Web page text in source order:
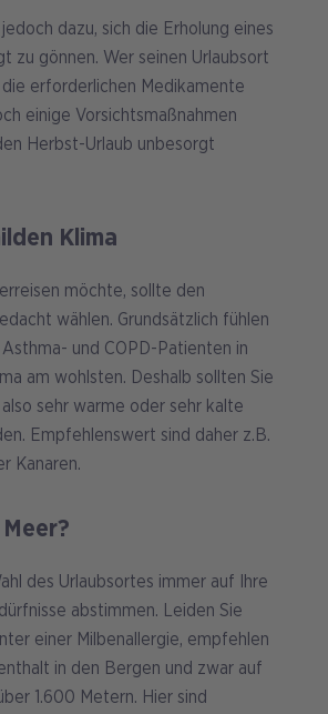
dazu, sich die Erholung eines
zu gönnen. Wer seinen Urlaubsort
erforderlichen Medikamente
einige Vorsichtsmaßnahmen
Herbst-Urlaub unbesorgt
Klima
möchte, sollte den
wählen. Grundsätzlich fühlen
und COPD-Patienten in
am wohlsten. Deshalb sollten Sie
sehr warme oder sehr kalte
Empfehlenswert sind daher z.B.
Kanaren.
des Urlaubsortes immer auf Ihre
abstimmen. Leiden Sie
einer Milbenallergie, empfehlen
in den Bergen und zwar auf
1.600 Metern. Hier sind